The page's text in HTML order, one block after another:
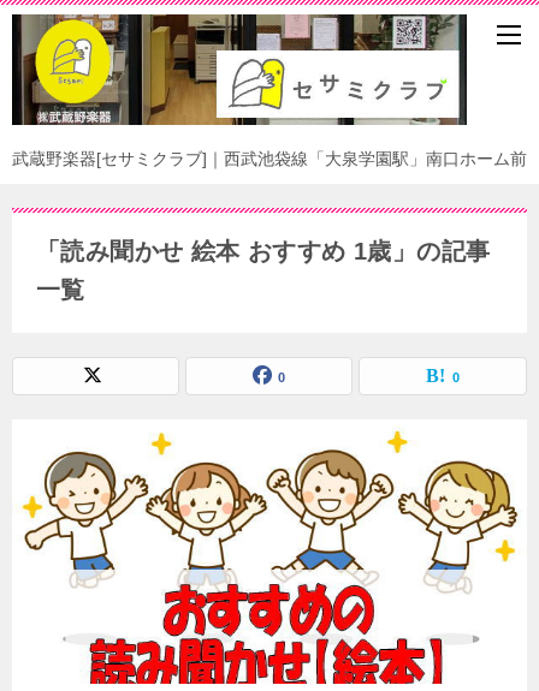
武蔵野楽器[セサミクラブ]｜西武池袋線「大泉学園駅」南口ホーム前
「読み聞かせ 絵本 おすすめ 1歳」の記事
一覧
0 0